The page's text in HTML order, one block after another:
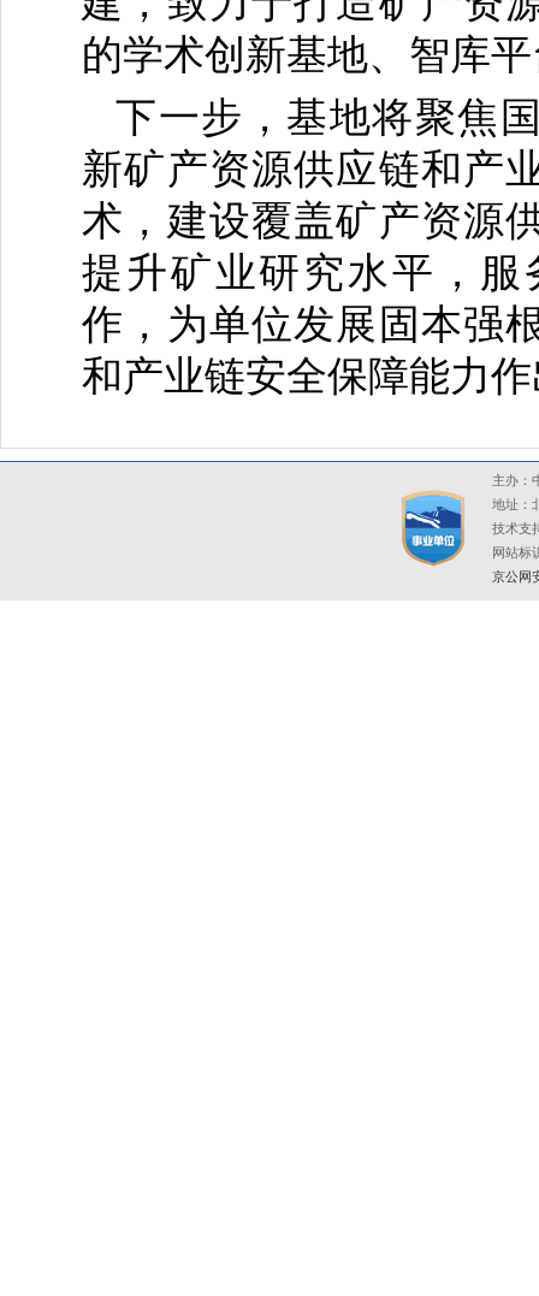
的学术创新基地、智库
下一步，基地将聚焦
新矿产资源供应链和产
术，建设覆盖矿产资源
提升矿业研究水平，
作，为单位发展固本强
和产业链安全保障能力
主办：
地址：
技术支
网站标
京公网